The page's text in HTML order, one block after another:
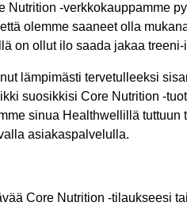
Nutrition -verkkokauppamme
olemme saaneet olla
on ollut ilo saada jakaa
lämpimästi tervetulleeksi
suosikkisi Core Nutrition -
sinua Healthwellillä
asiakaspalvelulla.
Core Nutrition -tilaukseesi